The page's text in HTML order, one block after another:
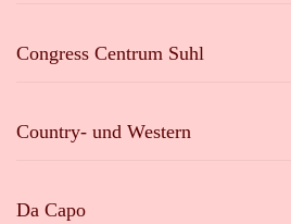
Congress Centrum Suhl
Country- und Western
Da Capo